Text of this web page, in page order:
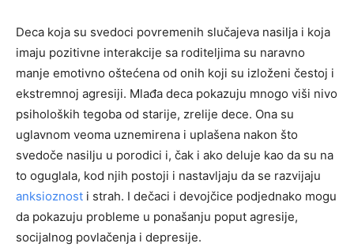
Deca koja su svedoci povremenih slučajeva nasilja i koja
imaju pozitivne interakcije sa roditeljima su naravno
manje emotivno oštećena od onih koji su izloženi čestoj i
ekstremnoj agresiji. Mlađa deca pokazuju mnogo viši nivo
psiholoških tegoba od starije, zrelije dece. Ona su
uglavnom veoma uznemirena i uplašena nakon što
svedoče nasilju u porodici i, čak i ako deluje kao da su na
to oguglala, kod njih postoji i nastavljaju da se razvijaju
anksioznost i strah. I dečaci i devojčice podjednako mogu
da pokazuju probleme u ponašanju poput agresije,
socijalnog povlačenja i depresije.